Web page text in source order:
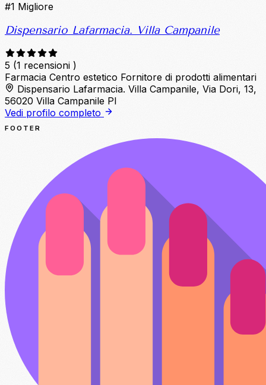
#1 Migliore
Dispensario Lafarmacia. Villa Campanile
5 (1 recensioni )
Farmacia Centro estetico Fornitore di prodotti alimentari
Dispensario Lafarmacia. Villa Campanile, Via Dori, 13,
56020 Villa Campanile PI
Vedi profilo completo
FOOTER